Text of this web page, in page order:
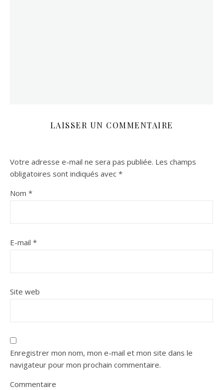
LAISSER UN COMMENTAIRE
Votre adresse e-mail ne sera pas publiée. Les champs
obligatoires sont indiqués avec *
Nom *
E-mail *
Site web
Enregistrer mon nom, mon e-mail et mon site dans le
navigateur pour mon prochain commentaire.
Commentaire